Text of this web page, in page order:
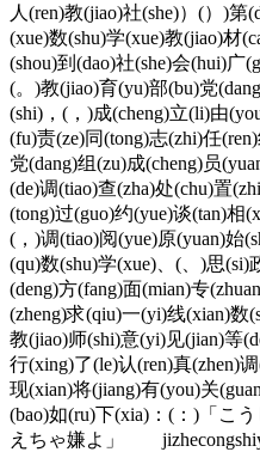
人(ren)教(jiao)社(she)）(）)第
(xue)数(shu)学(xue)教(jiao)材
(shou)到(dao)社(she)会(hui)广
(。)教(jiao)育(yu)部(bu)党
(shi)，(，)成(cheng)立(li)由
(fu)责(ze)同(tong)志(zhi)任
党(dang)组(zu)成(cheng)员
(de)调(tiao)查(zha)处(chu)置
(tong)过(guo)约(yue)谈(tan)相
(，)调(tiao)阅(yue)原(yuan)始
(qu)数(shu)学(xue)、(、)思(si)
(deng)方(fang)面(mian)专
(zheng)求(qiu)一(yi)线(xian)数
教(jiao)师(shi)意(yi)见(jian)等
行(xing)了(le)认(ren)真(zhen)
现(xian)将(jiang)有(you)关
(bao)如(ru)下(xia)：(：)「こ
えちゃ嫌よ」